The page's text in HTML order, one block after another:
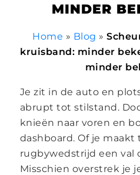
MINDER
Home » Blog »
kruisband: minder
minder
Je zit in de auto en
abrupt tot stilstand.
knieën naar voren en
dashboard. Of je maakt
rugbywedstrijd een val
Misschien overstrek je